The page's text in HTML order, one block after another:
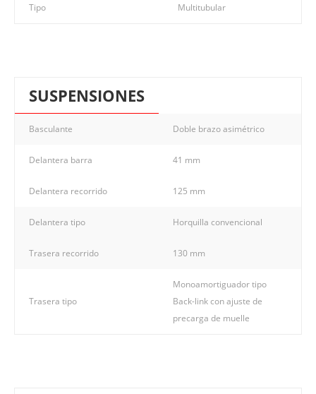
Tipo Multitubular
SUSPENSIONES
Basculante Doble brazo asimétrico
Delantera barra 41 mm
Delantera recorrido 125 mm
Delantera tipo Horquilla convencional
Trasera recorrido 130 mm
Trasera tipo
Monoamortiguador tipo
Back-link con ajuste de
precarga de muelle